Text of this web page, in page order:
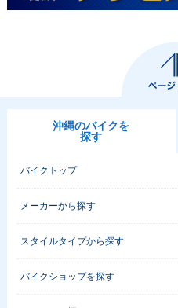
沖縄のバイクを
探す
バイクトップ
メーカーから探す
スタイルタイプから探す
バイクショップを探す